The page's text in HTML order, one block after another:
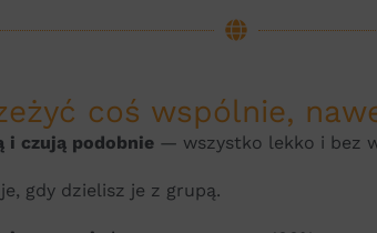
coś wspólnie,
i czują podobnie — wszystko lekko i bez
gdy dzielisz je z grupą.